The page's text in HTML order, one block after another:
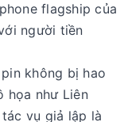
flagship của
người tiền
không bị hao
họa như Liên
vụ giả lập là